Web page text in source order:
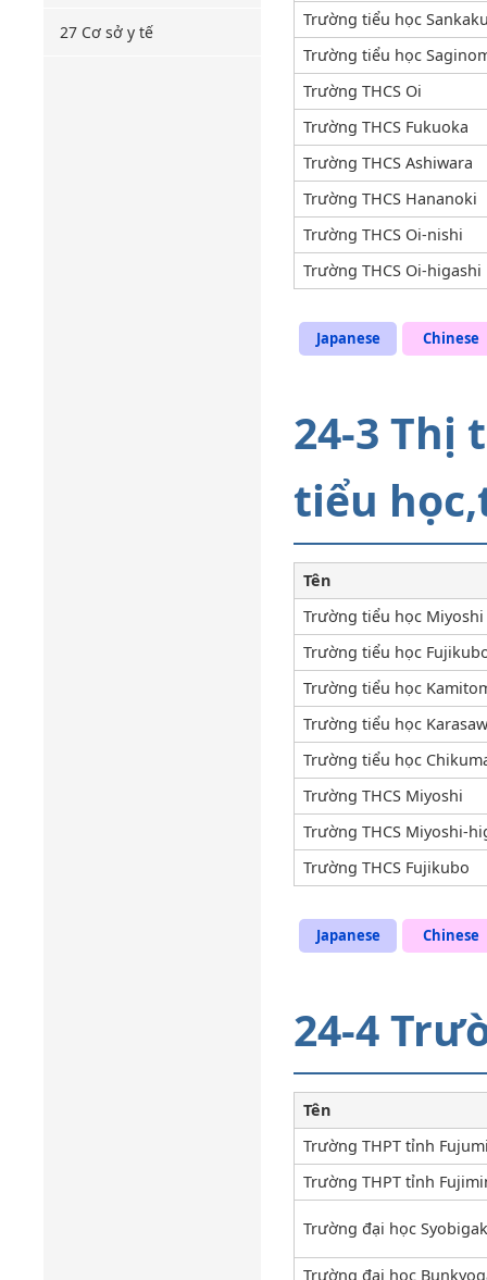
27 Cơ sở y tế
Trường tiểu học
Trường tiểu học
Trường THCS Oi
Trường THCS Fukuoka
Trường THCS Ashiwara
Trường THCS Hananoki
Trường THCS Oi-nishi
Trường THCS Oi-higashi
Japanese Chinese
24-3 Thị
tiểu
Tên
Trường tiểu học Miyoshi
Trường tiểu học
Trường tiểu học
Trường tiểu học
Trường tiểu học
Trường THCS Miyoshi
Trường THCS Miyoshi-
Trường THCS Fujikubo
Japanese Chinese
24-4
Tên
Trường THPT tỉnh
Trường THPT tỉnh
Trường đại học
Trường đại học